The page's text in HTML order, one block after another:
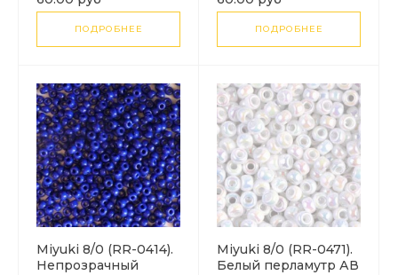
Green).
ПОДРОБНЕЕ
Blue).
ПОДРОБНЕЕ
Miyuki 8/0 (RR-0414).
Непрозрачный
Miyuki 8/0 (RR-0471).
Белый перламутр АВ